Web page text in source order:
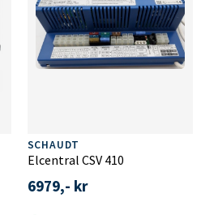
SCHAUDT
Elcentral CSV 410
6979,- kr